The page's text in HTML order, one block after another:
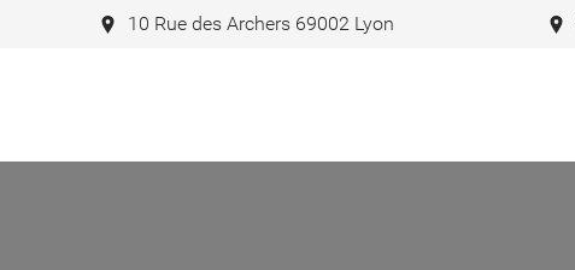
10 Rue des Archers 69002 Lyon